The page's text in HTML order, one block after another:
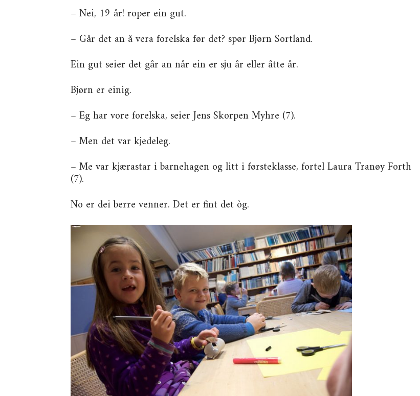
– Nei, 19 år! roper ein gut.
– Går det an å vera forelska før det? spør Bjørn Sortland.
Ein gut seier det går an når ein er sju år eller åtte år.
Bjørn er einig.
– Eg har vore forelska, seier Jens Skorpen Myhre (7).
– Men det var kjedeleg.
– Me var kjærastar i barnehagen og litt i førsteklasse, fortel Laura Tranøy Forth
(7).
No er dei berre venner. Det er fint det òg.